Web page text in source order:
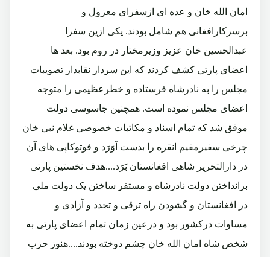
امان الله خان و عده ای ازسفرای معزول و
برسرکارافغانی هم شامل بودند. یکی ازین سفرا
عبدالحسین خان عزیز وزیرمختار در روم بود. بعد ها
اعضای پارتی کشف کردند که این سردار نقابدار تصویبات
مجلس را به نادرشاه فرستاده و خطرعظیمی را متوجه
اعضای مجلس نموده است. همچنین جاسوسی دولت
موفق شد که تمام اسناد و مکاتبات خصوصی غلام نبی خان
چرخی سفیرمقیم انقره را بدست آوَرَد و فوتوکاپی های آن
در دارالتحریر شاهی افغانستان بَرَد....هدف نخستین پارتی
برانداختن دولت نادرشاه و مستقر ساختن یک دولت ملی
در افغانستان و گشودن راه ترقی و تجدد و آزادی و
مساوات درکشور بود و درعین زمان تمام اعضای پارتی به
شخص شاه امان الله خان چشم دوخته بودند....هنوز حزب